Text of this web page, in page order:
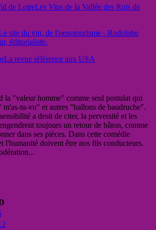
de LoireLes Vins de la Vallée des Rois de
site du vin, de l'oenotourisme - Rodolphe
éditorialiste.
La revue référence aux USA
la "valeur homme" comme seul postulat qui
tu-vu" et autres "ballons de baudruche".
a droit de citer, la perversité et les
toujours un retour de bâton, comme
dans ses pièces. Dans cette comédie
l'humanité doivent être nos fils conducteurs.